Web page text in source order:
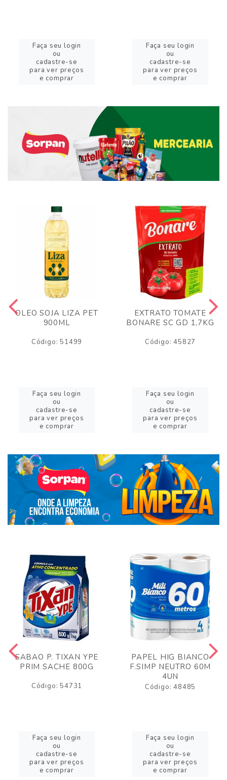
Faça seu login
ou
cadastre-se
para ver preços
e comprar
Faça seu login
ou
cadastre-se
para ver preços
e comprar
OLEO SOJA LIZA PET
900ML
Código: 51499
Faça seu login
ou
cadastre-se
para ver preços
e comprar
EXTRATO TOMATE
BONARE SC GD 1,7KG
Código: 45827
Faça seu login
ou
cadastre-se
para ver preços
e comprar
SABAO P. TIXAN YPE
PRIM SACHE 800G
Código: 54731
Faça seu login
ou
cadastre-se
para ver preços
e comprar
PAPEL HIG BIANCO
F.SIMP NEUTRO 60M
4UN
Código: 48485
Faça seu login
ou
cadastre-se
para ver preços
e comprar